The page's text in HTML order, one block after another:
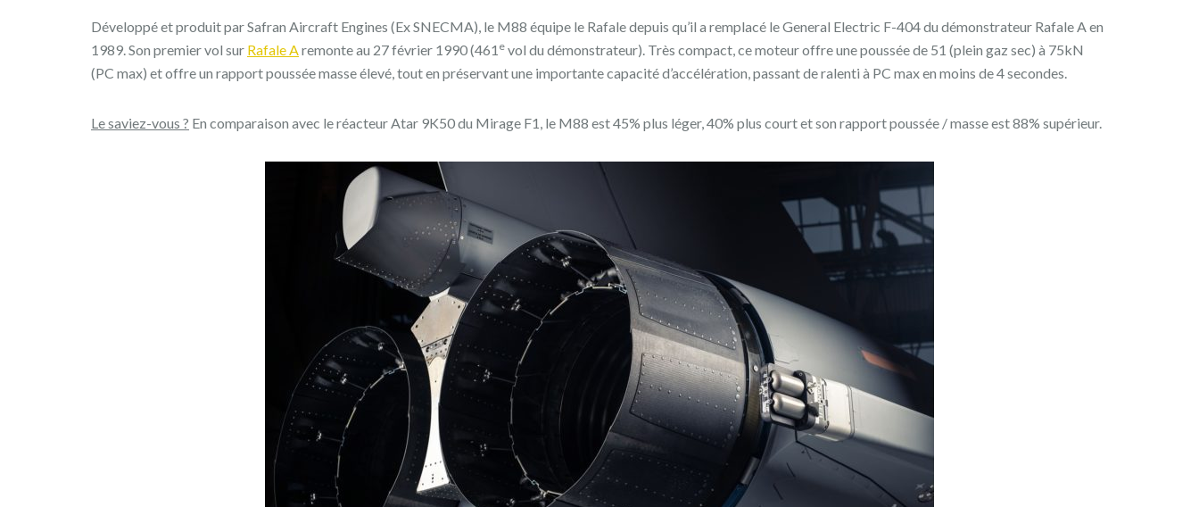
Développé et produit par Safran Aircraft Engines (Ex SNECMA), le M88 équipe le Rafale depuis qu’il a remplacé le General Electric F-404 du démonstrateur Rafale A en
1989. Son premier vol sur Rafale Aremonte au 27 février 1990 (461 e vol du démonstrateur). Très compact, ce moteur offre une poussée de 51 (plein gaz sec) à 75kN
(PC max) et offre un rapport poussée masse élevé, tout en préservant une importante capacité d’accélération, passant de ralenti à PC max en moins de 4 secondes.
Le saviez-vous ? En comparaison avec le réacteur Atar 9K50 du Mirage F1, le M88 est 45% plus léger, 40% plus court et son rapport poussée / masse est 88% supérieur.